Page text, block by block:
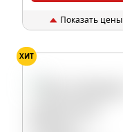
Показать цены
ХИТ